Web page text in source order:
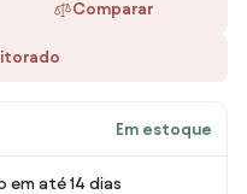
Comparar
Em estoque
em até 14 dias